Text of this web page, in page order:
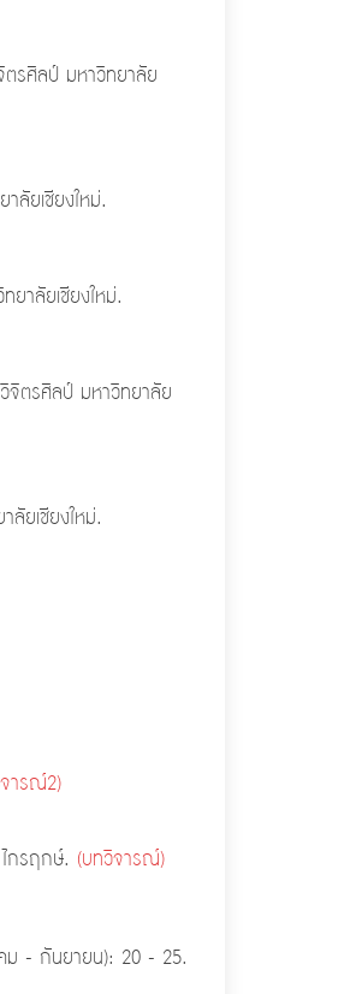
ตรศิลป์ มหาวิทยาลัย
ลัยเชียงใหม่.
าลัยเชียงใหม่.
จิตรศิลป์ มหาวิทยาลัย
ยเชียงใหม่.
ารณ์2)
กรฤกษ์. (บทวิจารณ์)
ม - กันยายน): 20 - 25.